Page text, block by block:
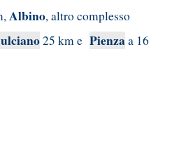
Albino, altro complesso
25 km e Pienzaa 16